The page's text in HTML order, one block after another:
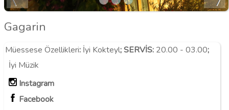
Gagarin
Müessese Özellikleri: İyi Kokteyl;SERVİS: 20.00 - 03.00;
İyi Müzik
Instagram
Facebook